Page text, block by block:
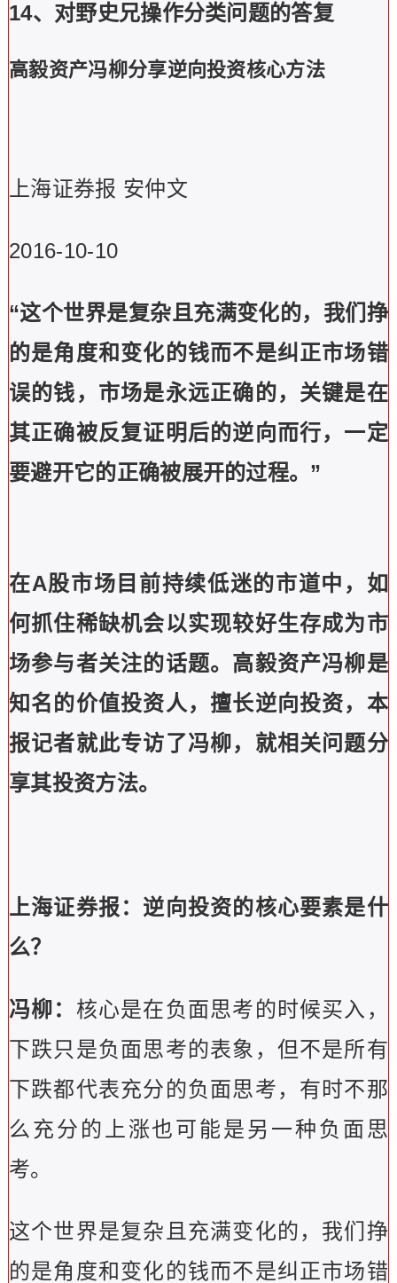
14、对野史兄操作分类问题的答复
高毅资产冯柳分享逆向投资核心方法
上海证券报 安仲文
2016-10-10
“这个世界是复杂且充满变化的，我们挣
的是角度和变化的钱而不是纠正市场错
误的钱，市场是永远正确的，关键是在
其正确被反复证明后的逆向而行，一定
要避开它的正确被展开的过程。”
在A股市场目前持续低迷的市道中，如
何抓住稀缺机会以实现较好生存成为市
场参与者关注的话题。高毅资产冯柳是
知名的价值投资人，擅长逆向投资，本
报记者就此专访了冯柳，就相关问题分
享其投资方法。
上海证券报：逆向投资的核心要素是什
么？
冯柳： 核心是在负面思考的时候买入，
下跌只是负面思考的表象，但不是所有
下跌都代表充分的负面思考，有时不那
么充分的上涨也可能是另一种负面思
考。
这个世界是复杂且充满变化的，我们挣
的是角度和变化的钱而不是纠正市场错